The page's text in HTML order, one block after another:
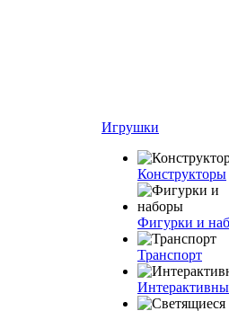
Игрушки
Конструкторы
Фигурки и
Транспорт